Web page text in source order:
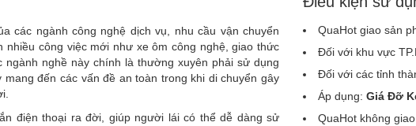
các ngành công nghệ dịch vụ, nhu cầu vận chuyển
nhiều công việc mới như xe ôm công nghệ, giao thức
nghề này chính là thường xuyên phải sử dụng
đến các vấn đề an toàn trong khi di chuyển gây
điện thoại ra đời, giúp người lái có thể dễ dàng sử
QuaHot giao sản
Đối với khu vực
Đối với các tỉnh
Áp dụng: Giá Đỡ
QuaHot không